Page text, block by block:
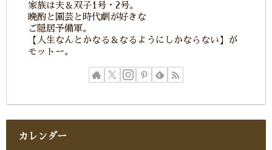
家族は夫＆双子1号・2号。
晩酌と園芸と時代劇が好きな
ご隠居予備軍。
【人生なんとかなる＆なるようにしかならない】が
モットー。
カレンダー